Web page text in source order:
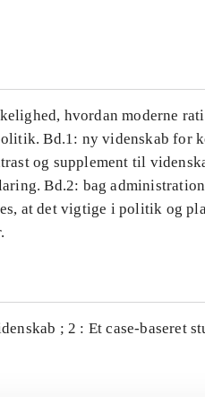
hvordan moderne
Bd.1: ny videnskab for
og supplement til
Bd.2: bag
at det vigtige i politik og
; 2 : Et case-baseret